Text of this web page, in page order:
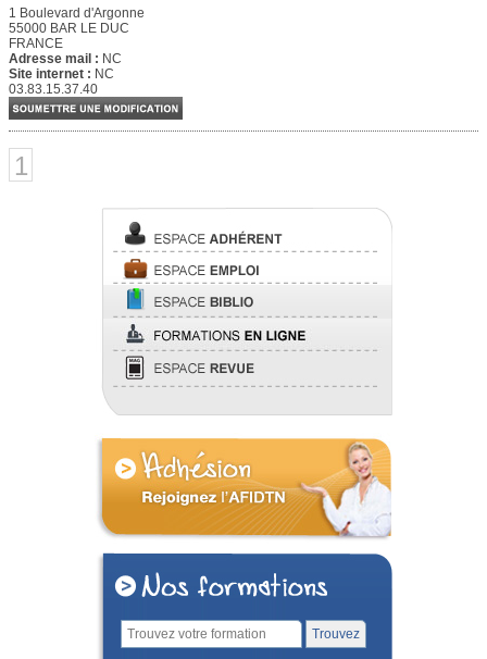
1 Boulevard d'Argonne
55000 BAR LE DUC
FRANCE
Adresse mail : NC
Site internet : NC
03.83.15.37.40
1